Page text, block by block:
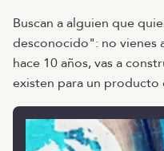
Buscan a alguien que
desconocido": no vienes
hace 10 años, vas a
existen para un producto